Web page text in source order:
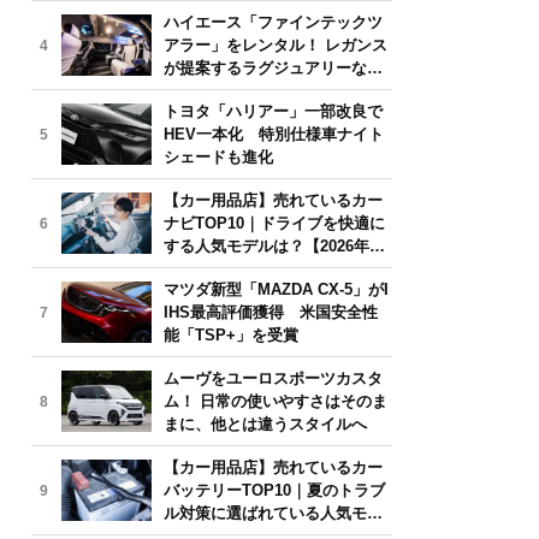
4
ハイエース「ファインテックツ
アラー」をレンタル！ レガンス
が提案するラグジュアリーな移
動体験
5
トヨタ「ハリアー」一部改良で
HEV一本化 特別仕様車ナイト
シェードも進化
6
【カー用品店】売れているカー
ナビTOP10｜ドライブを快適に
する人気モデルは？【2026年6
月版】
7
マツダ新型「MAZDA CX-5」がI
IHS最高評価獲得 米国安全性
能「TSP+」を受賞
8
ムーヴをユーロスポーツカスタ
ム！ 日常の使いやすさはそのま
まに、他とは違うスタイルへ
9
【カー用品店】売れているカー
バッテリーTOP10｜夏のトラブ
ル対策に選ばれている人気モデ